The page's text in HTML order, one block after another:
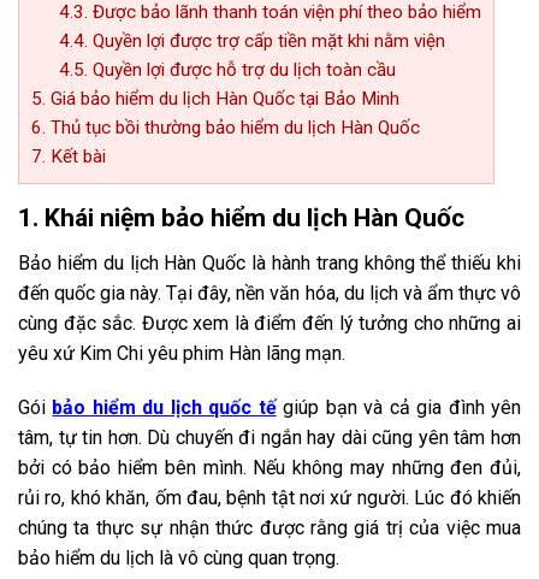
4.3. Được bảo lãnh thanh toán viện phí theo bảo hiểm
4.4. Quyền lợi được trợ cấp tiền mặt khi nằm viện
4.5. Quyền lợi được hỗ trợ du lịch toàn cầu
5. Giá bảo hiểm du lịch Hàn Quốc tại Bảo Minh
6. Thủ tục bồi thường bảo hiểm du lịch Hàn Quốc
7. Kết bài
1. Khái niệm bảo hiểm du lịch Hàn Quốc
Bảo hiểm du lịch Hàn Quốc là hành trang không thể thiếu khi
đến quốc gia này. Tại đây, nền văn hóa, du lịch và ẩm thực vô
cùng đặc sắc. Được xem là điểm đến lý tưởng cho những ai
yêu xứ Kim Chi yêu phim Hàn lãng mạn.
Gói bảo hiểm du lịch quốc tếgiúp bạn và cả gia đình yên
tâm, tự tin hơn. Dù chuyến đi ngắn hay dài cũng yên tâm hơn
bởi có bảo hiểm bên mình. Nếu không may những đen đủi,
rủi ro, khó khăn, ốm đau, bệnh tật nơi xứ người. Lúc đó khiến
chúng ta thực sự nhận thức được rằng giá trị của việc mua
bảo hiểm du lịch là vô cùng quan trọng.